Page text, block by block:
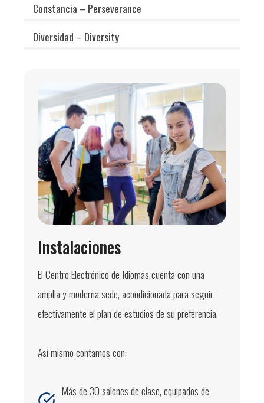
Constancia – Perseverance
Diversidad – Diversity
Instalaciones
El Centro Electrónico de Idiomas cuenta con una
amplia y moderna sede, acondicionada para seguir
efectivamente el plan de estudios de su preferencia.
Así mismo contamos con:
Más de 30 salones de clase, equipados de